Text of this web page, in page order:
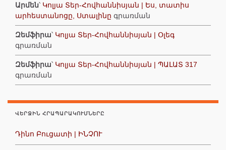
Արմեն՝ Կոլյա Տեր-Հովհաննիսյան | Ես, տատիս
արհեստանոցը, Ստալինը գրառման
Զեմֆիրա՝ Կոլյա Տեր-Հովհաննիսյան | Օլեգ
գրառման
Զեմֆիրա՝ Կոլյա Տեր-Հովհաննիսյան | ՊԱԼԱՏ 317
գրառման
ՎԵՐՋԻՆ ՀՐԱՊԱՐԱԿՈՒՄՆԵՐԸ
Դինո Բուցատի | ԻՆՉՈՒ